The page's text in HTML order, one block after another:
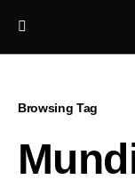
Browsing Tag